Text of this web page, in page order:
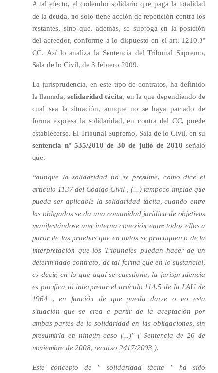
A tal efecto, el codeudor solidario que paga la totalidad
de la deuda, no solo tiene acción de repetición contra los
restantes, sino que, además, se subroga en la posición
del acreedor, conforme a lo dispuesto en el art. 1210.3º
CC. Así lo analiza la Sentencia del Tribunal Supremo,
Sala de lo Civil, de 3 febrero 2009.
La jurisprudencia, en este tipo de contratos, ha definido
la llamada,solidaridad tácita, en la que dependiendo de
cual sea la situación, aunque no se haya pactado de
forma expresa la solidaridad, en contra del CC, puede
establecerse. El Tribunal Supremo, Sala de lo Civil, en su
sentencia nº 535/2010 de 30 de julio de 2010 señaló
que:
“aunque la solidaridad no se presume, como dice el
artículo 1137 del Código Civil , (...) tampoco impide que
pueda ser aplicable la solidaridad tácita, cuando entre
los obligados se da una comunidad jurídica de objetivos
manifestándose una interna conexión entre todos ellos a
partir de las pruebas que en autos se practiquen o de la
interpretación que los Tribunales puedan hacer de un
determinado contrato, de tal forma que en lo sustancial,
es decir, en lo que aquí se cuestiona, la jurisprudencia
es pacífica al interpretar el artículo 114.5 de la LAU de
1964 , en función de que pueda darse o no esta
situación que se crea a partir de la aceptación por
ambas partes de la solidaridad en las obligaciones, sin
presumirla en ningún caso (...)" ( Sentencia de 26 de
noviembre de 2008, recurso 2417/2003 ).
Este concepto de " solidaridad tácita " ha sido